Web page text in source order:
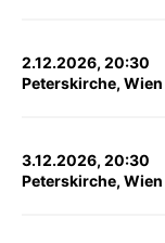
2.12.2026, 20:30
Peterskirche, Wien
3.12.2026, 20:30
Peterskirche, Wien